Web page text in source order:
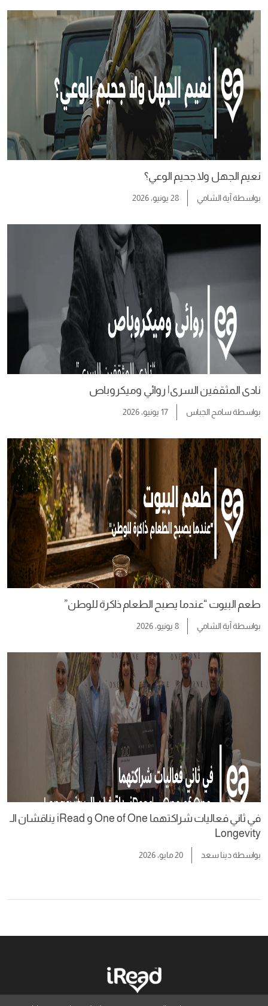
نعيم الجهل ولا جحيم الوعي؟
بواسطةآية الشامي 28 يونيو، 2026
نادى المثقفين السرى| روائي وميكروباص
بواسطةسامح الجباس 17 يونيو، 2026
طعم البيوت “عندما يصبح الطعام ذاكرة للوطن”
بواسطةآية الشامي 8 يونيو، 2026
في ثاني فعاليات شراكتهما One of One و iRead يناقشان الـ
Longevity
بواسطةدينا سعد 20 مايو، 2026